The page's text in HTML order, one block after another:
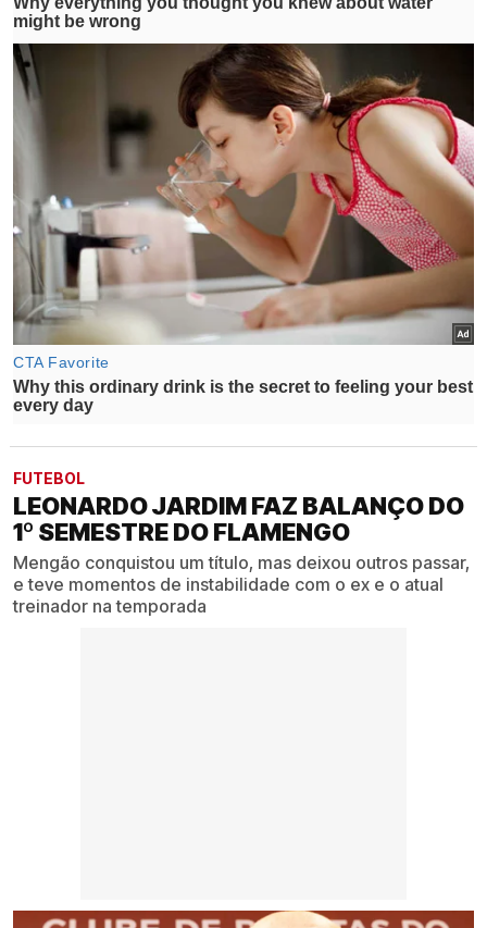
FUTEBOL
LEONARDO JARDIM FAZ BALANÇO DO
1º SEMESTRE DO FLAMENGO
Mengão conquistou um título, mas deixou outros passar,
e teve momentos de instabilidade com o ex e o atual
treinador na temporada